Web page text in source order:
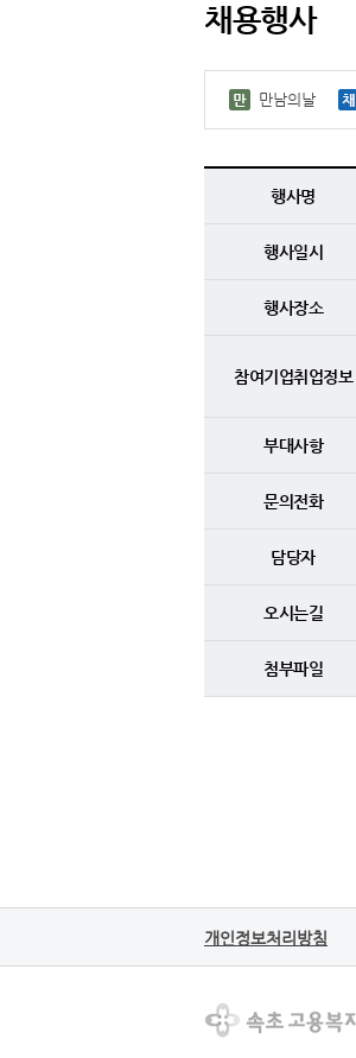
채용행사
만남의날
행사명
행사일시
행사장소
참여기업취업정보
부대사항
문의전화
담당자
오시는길
첨부파일
개인정보처리방침